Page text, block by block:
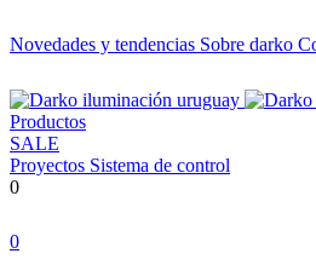
Novedades y tendencias Sobre darko
Productos
SALE
Proyectos Sistema de control
0
0